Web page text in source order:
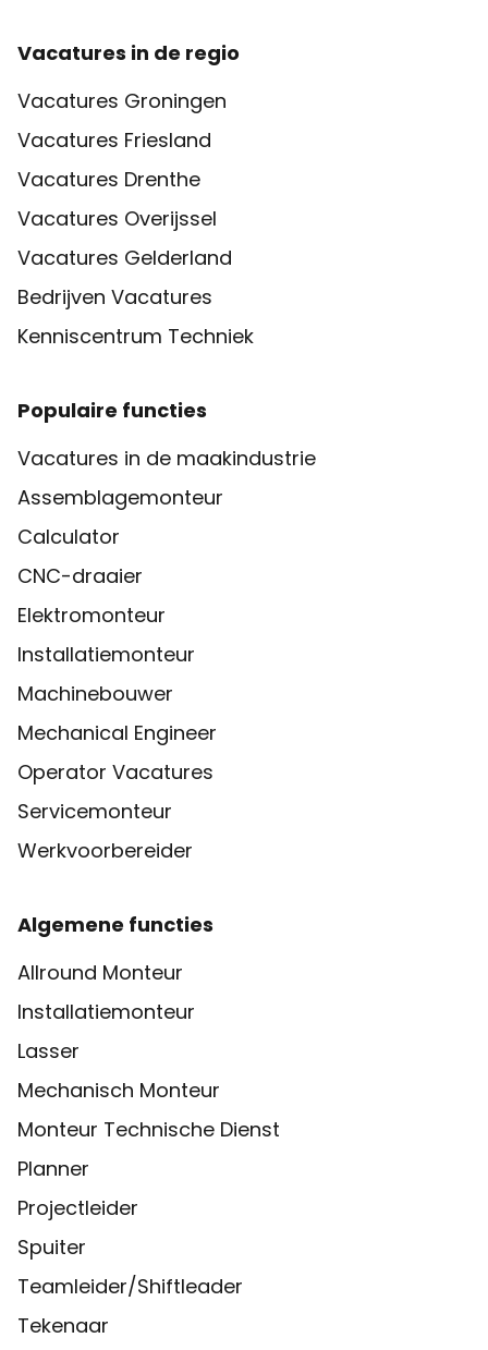
Vacatures in de regio
Vacatures Groningen
Vacatures Friesland
Vacatures Drenthe
Vacatures Overijssel
Vacatures Gelderland
Bedrijven Vacatures
Kenniscentrum Techniek
Populaire functies
Vacatures in de maakindustrie
Assemblagemonteur
Calculator
CNC-draaier
Elektromonteur
Installatiemonteur
Machinebouwer
Mechanical Engineer
Operator Vacatures
Servicemonteur
Werkvoorbereider
Algemene functies
Allround Monteur
Installatiemonteur
Lasser
Mechanisch Monteur
Monteur Technische Dienst
Planner
Projectleider
Spuiter
Teamleider/Shiftleader
Tekenaar